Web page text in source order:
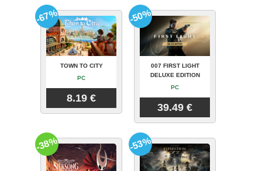
TOWN TO CITY
PC
8.19 €
-67%
007 FIRST LIGHT
DELUXE EDITION
PC
39.49 €
-50%
-38% -53%